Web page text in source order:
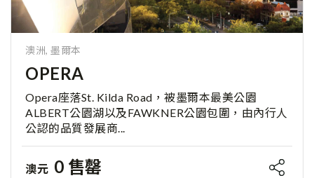
澳洲, 墨爾本
OPERA
Opera座落St. Kilda Road，被墨爾本最美公園
ALBERT公園湖以及FAWKNER公園包圍，由內行人
公認的品質發展商...
澳元 0 售罄